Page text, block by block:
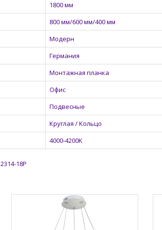
1800 мм
800 мм/600 мм/400 мм
Модерн
Германия
Монтажная планка
Офис
Подвесные
Круглая / Кольцо
4000-4200K
2314-18P